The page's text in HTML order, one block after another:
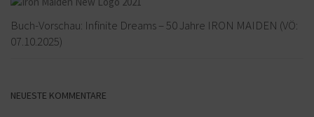
Buch-Vorschau: Infinite Dreams – 50 Jahre IRON MAIDEN (VÖ:
07.10.2025)
NEUESTE KOMMENTARE